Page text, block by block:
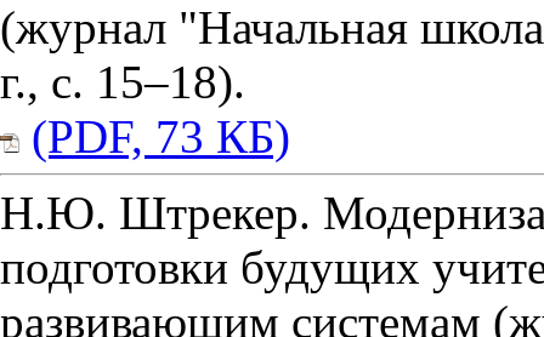
(журнал "Начальная
г., с. 15–18).
(PDF, 73 КБ)
Н.Ю. Штрекер.
подготовки будущих
развивающим системам